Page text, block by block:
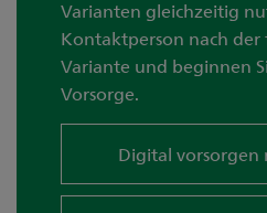
Varianten gleichzeitig
Kontaktperson nach der
Variante und beginnen
Vorsorge.
Digital vorsorgen